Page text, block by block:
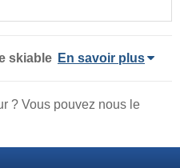
skiable En savoir plus
? Vous pouvez nous le